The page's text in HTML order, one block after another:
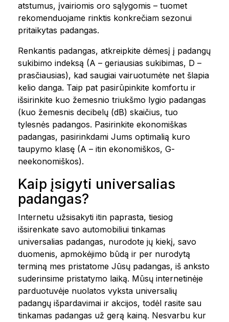
atstumus, įvairiomis oro sąlygomis – tuomet
rekomenduojame rinktis konkrečiam sezonui
pritaikytas padangas.
Renkantis padangas, atkreipkite dėmesį į padangų
sukibimo indeksą (A – geriausias sukibimas, D –
prasčiausias), kad saugiai vairuotumėte net šlapia
kelio danga. Taip pat pasirūpinkite komfortu ir
išsirinkite kuo žemesnio triukšmo lygio padangas
(kuo žemesnis decibelų (dB) skaičius, tuo
tylesnės padangos. Pasirinkite ekonomiškas
padangas, pasirinkdami Jums optimalią kuro
taupymo klasę (A – itin ekonomiškos, G-
neekonomiškos).
Kaip įsigyti universalias
padangas?
Internetu užsisakyti itin paprasta, tiesiog
išsirenkate savo automobiliui tinkamas
universalias padangas, nurodote jų kiekį, savo
duomenis, apmokėjimo būdą ir per nurodytą
terminą mes pristatome Jūsų padangas, iš anksto
suderinsime pristatymo laiką. Mūsų internetinėje
parduotuvėje nuolatos vyksta universalių
padangų išpardavimai ir akcijos, todėl rasite sau
tinkamas padangas už gerą kainą. Nesvarbu kur